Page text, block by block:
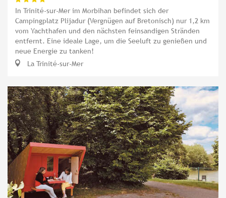
In Trinité-sur-Mer im Morbihan befindet sich der
Campingplatz Plijadur (Vergnügen auf Bretonisch) nur 1,2 km
vom Yachthafen und den nächsten feinsandigen Stränden
entfernt. Eine ideale Lage, um die Seeluft zu genießen und
neue Energie zu tanken!
La Trinité-sur-Mer